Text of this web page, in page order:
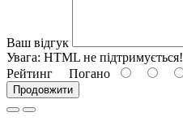
Ваш відгук
Увага: HTML не підтримується!
Рейтинг Погано
Продовжити